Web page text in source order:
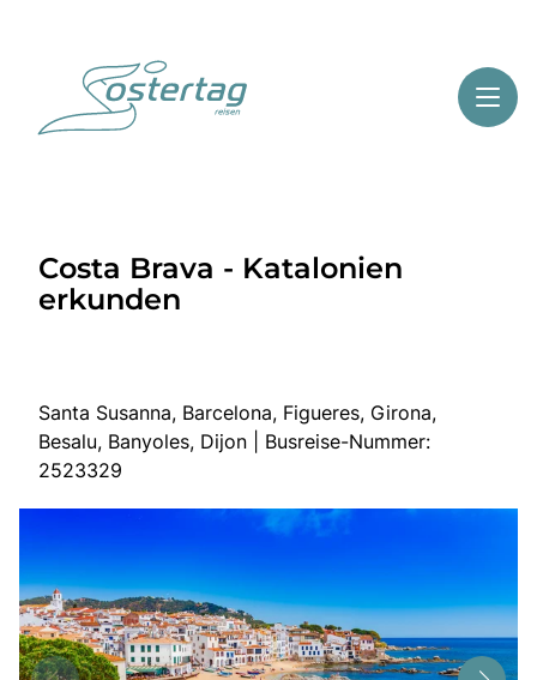
Highlights
Service
Start
Mehrtagesreisen
Bus anmieten
Service
Kontakt
Costa Brava - Katalonien
erkunden
Santa Susanna, Barcelona, Figueres, Girona,
Besalu, Banyoles, Dijon | Busreise-Nummer:
2523329